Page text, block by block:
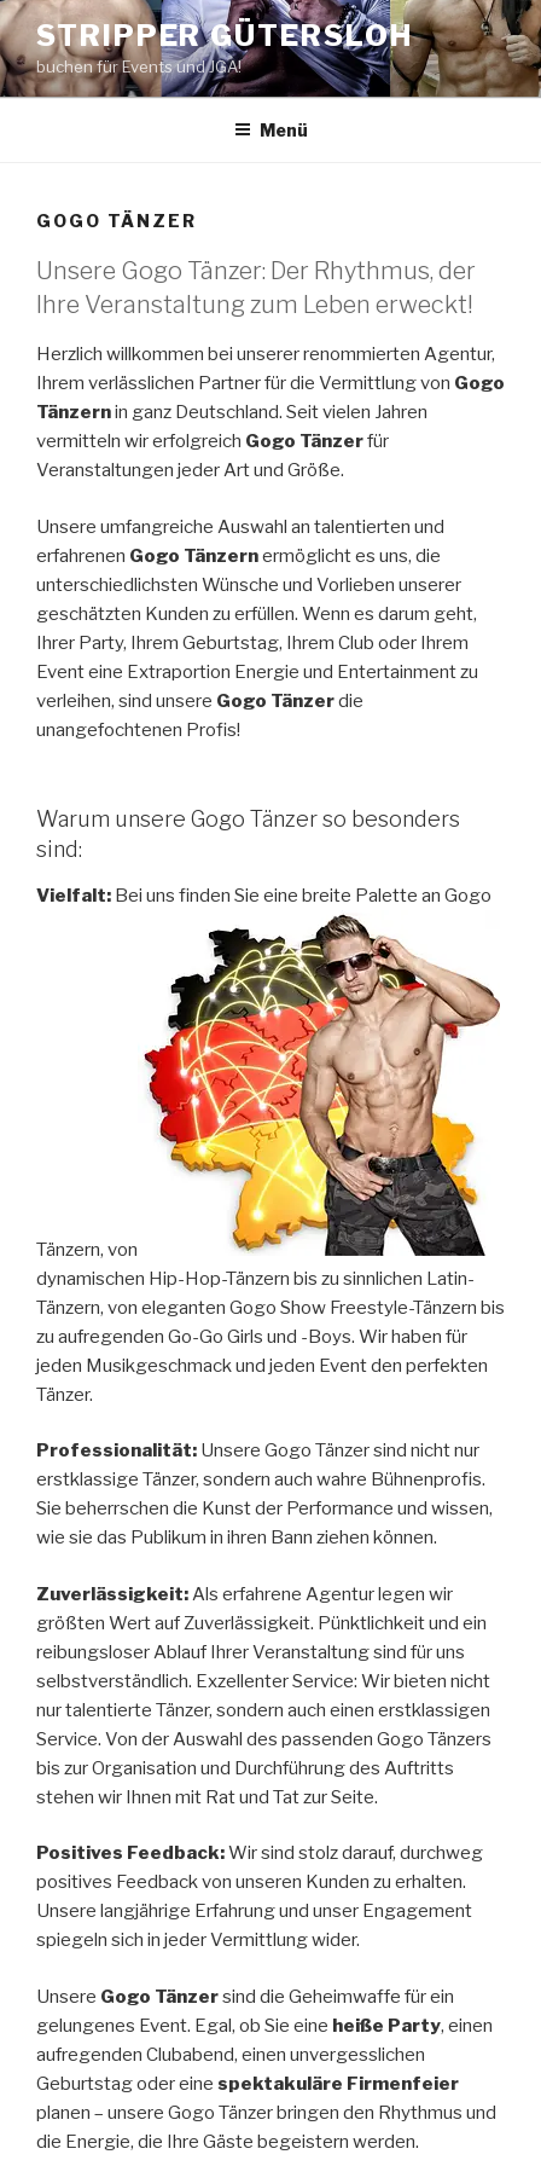
Zum
Inhalt
springen
STRIPPER GÜTERSLOH
buchen für Events und JGA!
Menü
GOGO TÄNZER
Unsere Gogo Tänzer: Der Rhythmus, der
Ihre Veranstaltung zum Leben erweckt!
Herzlich willkommen bei unserer renommierten Agentur,
Ihrem verlässlichen Partner für die Vermittlung von Gogo
Tänzernin ganz Deutschland. Seit vielen Jahren
vermitteln wir erfolgreich Gogo Tänzerfür
Veranstaltungen jeder Art und Größe.
Unsere umfangreiche Auswahl an talentierten und
erfahrenen Gogo Tänzernermöglicht es uns, die
unterschiedlichsten Wünsche und Vorlieben unserer
geschätzten Kunden zu erfüllen. Wenn es darum geht,
Ihrer Party, Ihrem Geburtstag, Ihrem Club oder Ihrem
Event eine Extraportion Energie und Entertainment zu
verleihen, sind unsere Gogo Tänzerdie
unangefochtenen Profis!
Warum unsere Gogo Tänzer so besonders
sind:
Vielfalt: Bei uns finden Sie eine breite Palette an Gogo
Tänzern, von
dynamischen Hip-Hop-Tänzern bis zu sinnlichen Latin-
Tänzern, von eleganten Gogo Show Freestyle-Tänzern bis
zu aufregenden Go-Go Girls und -Boys. Wir haben für
jeden Musikgeschmack und jeden Event den perfekten
Tänzer.
Professionalität: Unsere Gogo Tänzer sind nicht nur
erstklassige Tänzer, sondern auch wahre Bühnenprofis.
Sie beherrschen die Kunst der Performance und wissen,
wie sie das Publikum in ihren Bann ziehen können.
Zuverlässigkeit: Als erfahrene Agentur legen wir
größten Wert auf Zuverlässigkeit. Pünktlichkeit und ein
reibungsloser Ablauf Ihrer Veranstaltung sind für uns
selbstverständlich. Exzellenter Service: Wir bieten nicht
nur talentierte Tänzer, sondern auch einen erstklassigen
Service. Von der Auswahl des passenden Gogo Tänzers
bis zur Organisation und Durchführung des Auftritts
stehen wir Ihnen mit Rat und Tat zur Seite.
Positives Feedback:Wir sind stolz darauf, durchweg
positives Feedback von unseren Kunden zu erhalten.
Unsere langjährige Erfahrung und unser Engagement
spiegeln sich in jeder Vermittlung wider.
Unsere Gogo Tänzersind die Geheimwaffe für ein
gelungenes Event. Egal, ob Sie eine heiße Party, einen
aufregenden Clubabend, einen unvergesslichen
Geburtstag oder eine spektakuläre Firmenfeier
planen – unsere Gogo Tänzer bringen den Rhythmus und
die Energie, die Ihre Gäste begeistern werden.